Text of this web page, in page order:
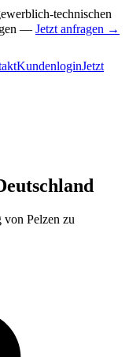
technischen
— Jetzt anfragen →
KundenloginJetzt
von Pelzen zu